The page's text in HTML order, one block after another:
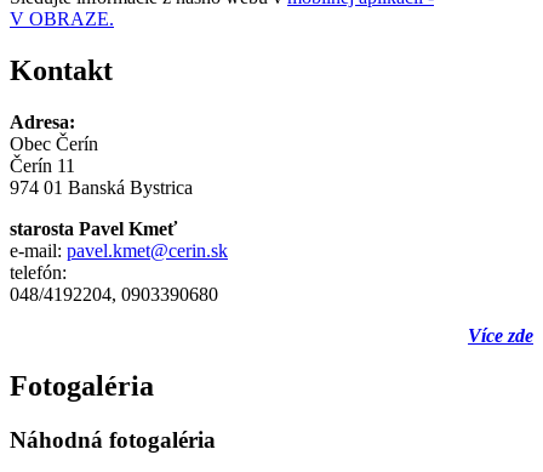
V OBRAZE.
Kontakt
Adresa:
Obec Čerín
Čerín 11
974 01 Banská Bystrica
starosta Pavel Kmeť
e-mail: pavel.kmet@cerin.sk
telefón:
048/4192204, 0903390680
Více zde
Fotogaléria
Náhodná fotogaléria